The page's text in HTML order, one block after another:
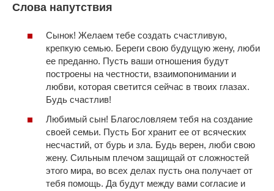
Слова напутствия
Сынок! Желаем тебе создать счастливую,
крепкую семью. Береги свою будущую жену, люби
ее преданно. Пусть ваши отношения будут
построены на честности, взаимопонимании и
любви, которая светится сейчас в твоих глазах.
Будь счастлив!
Любимый сын! Благословляем тебя на создание
своей семьи. Пусть Бог хранит ее от всяческих
несчастий, от бурь и зла. Будь верен, люби свою
жену. Сильным плечом защищай от сложностей
этого мира, во всех делах пусть она получает от
тебя помощь. Да будут между вами согласие и